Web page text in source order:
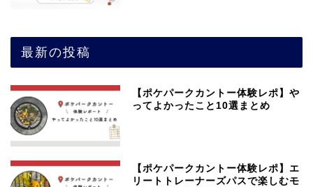
最新の投稿
【ポケパークカントー体験レポ】や
ってよかったこと10選まとめ
【ポケパークカントー体験レポ】エ
リートトレーナーズパスで楽しむモ